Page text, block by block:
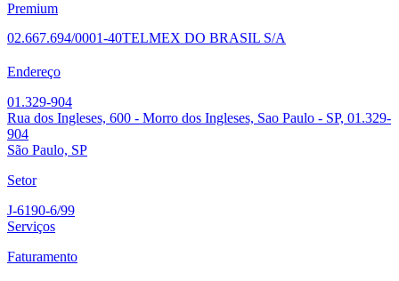
Premium
02.667.694/0001-40TELMEX DO BRASIL S/A
Endereço
01.329-904
Rua dos Ingleses, 600 - Morro dos Ingleses, Sao Paulo - SP, 01.329-
904
São Paulo, SP
Setor
J-6190-6/99
Serviços
Faturamento